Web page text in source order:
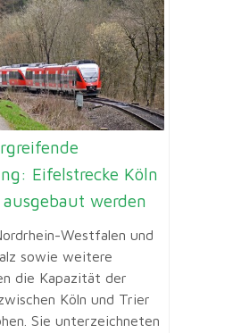
Eifelstrecke Köln
werden
Westfalen und
sowie weitere
die Kapazität der
Köln und Trier
Sie unterzeichneten